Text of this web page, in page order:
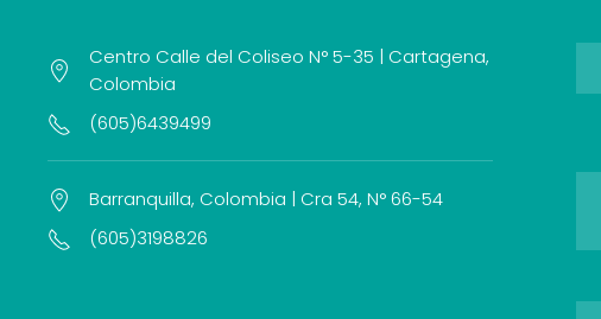
Centro Calle del Coliseo N° 5-35 | Cartagena,
Colombia
(605)6439499
Barranquilla, Colombia | Cra 54, N° 66-54
(605)3198826